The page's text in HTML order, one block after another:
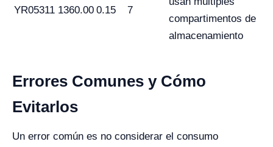
YR05311 1360.00 0.15 7
compartimentos de
almacenamiento
Errores Comunes y Cómo
Evitarlos
Un error común es no considerar el consumo